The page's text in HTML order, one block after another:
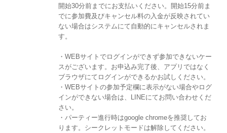
開始30分前までにお支払いください。開始15分前ま
でに参加費及びキャンセル料の入金が反映されてい
ない場合はシステムにて自動的にキャンセルされま
す。
・WEBサイトでログインができず参加できないケー
スがございます。お申込み完了後、アプリではなく
ブラウザにてログインができるかお試しください。
・WEBサイトの参加予定欄に表示がない場合やログ
インができない場合は、LINEにてお問い合わせくだ
さい。
・パーティー進行時はgoogle chromeを推奨してお
ります。シークレットモードは解除してください。